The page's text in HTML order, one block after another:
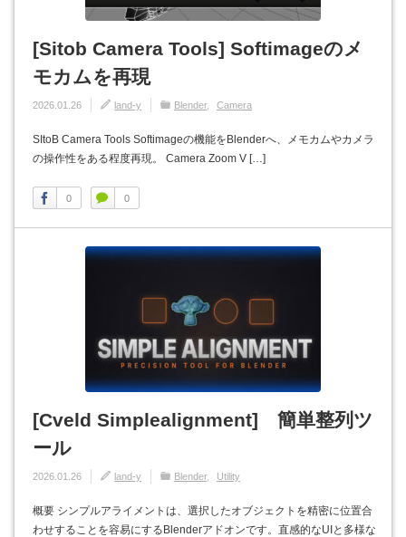
[Sitob Camera Tools] Softimageのメ
モカムを再現
2026.01.26 land-y Blender Camera
SItoB Camera Tools Softimageの機能をBlenderへ、メモカムやカメラ
の操作性をある程度再現。 Camera Zoom V […]
0 0
[Cveld Simplealignment] 簡単整列ツ
ール
2026.01.26 land-y Blender Utility
概要 シンプルアライメントは、選択したオブジェクトを精密に位置合
わせすることを容易にするBlenderアドオンです。直感的なUIと多様な